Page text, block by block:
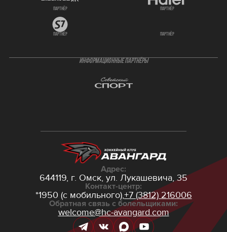
партнёр партнёр
партнёр партнёр
ИНФОРМАЦИОННЫЕ ПАРТНЁРЫ
Адрес:
644119, г. Омск, ул. Лукашевича, 35
Контакт-центр:
*1950 (с мобильного),+7 (3812) 216006
Обратная связь с болельщиками:
welcome@hc-avangard.com